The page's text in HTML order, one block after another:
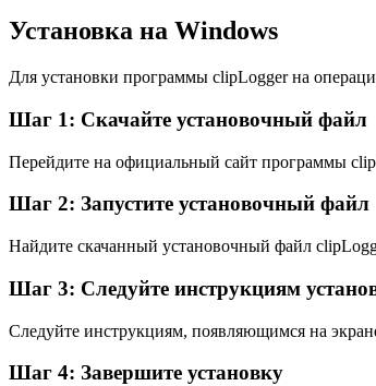
Установка на Windows
Для установки программы clipLogger на
Шаг 1: Скачайте установочный файл
Перейдите на официальный сайт программы
Шаг 2: Запустите установочный файл
Найдите скачанный установочный файл
Шаг 3: Следуйте инструкциям
Следуйте инструкциям, появляющимся на
Шаг 4: Завершите установку